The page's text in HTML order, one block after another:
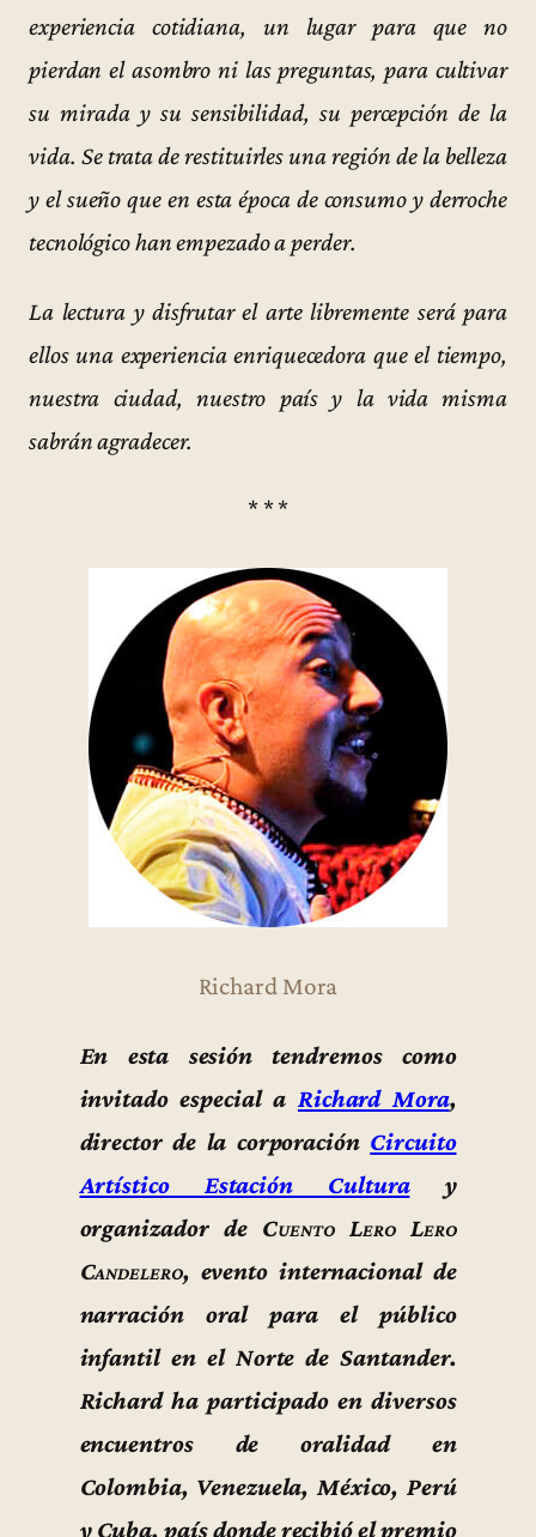
experiencia cotidiana, un lugar para que no
pierdan el asombro ni las preguntas, para cultivar
su mirada y su sensibilidad, su percepción de la
vida. Se trata de restituirles una región de la belleza
y el sueño que en esta época de consumo y derroche
tecnológico han empezado a perder.
La lectura y disfrutar el arte libremente será para
ellos una experiencia enriquecedora que el tiempo,
nuestra ciudad, nuestro país y la vida misma
sabrán agradecer.
* * *
Richard Mora
En esta sesión tendremos como
invitado especial a Richard Mora,
director de la corporación Circuito
Artístico Estación Culturay
organizador de Cuento Lero Lero
Candelero, evento internacional de
narración oral para el público
infantil en el Norte de Santander.
Richard ha participado en diversos
encuentros de oralidad en
Colombia, Venezuela, México, Perú
y Cuba, país donde recibió el premio